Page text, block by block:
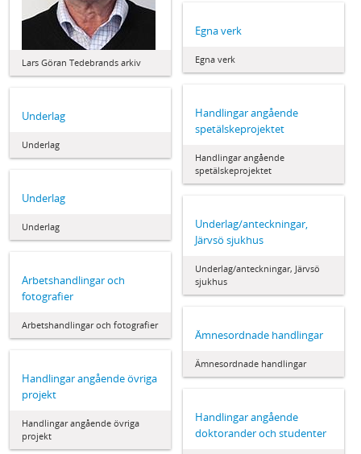
Lars Göran Tedebrands arkiv
Egna verk
Egna verk
Handlingar angående
spetälskeprojektet
Handlingar angående
spetälskeprojektet
Underlag
Underlag
Underlag
Underlag
Underlag/anteckningar,
Järvsö sjukhus
Underlag/anteckningar, Järvsö
sjukhus
Arbetshandlingar och
fotografier
Arbetshandlingar och fotografier
Ämnesordnade handlingar
Ämnesordnade handlingar
Handlingar angående övriga
projekt
Handlingar angående övriga
projekt
Handlingar angående
doktorander och studenter